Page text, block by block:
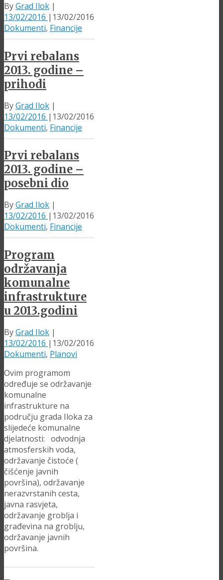
ByGrad Ilok |
13/02/2016 | 13/02/2016
Dokumenti, Financije
Prvi rebalans
2013. godine –
prihodi
ByGrad Ilok |
13/02/2016 | 13/02/2016
Dokumenti, Financije
Prvi rebalans
2013. godine –
posebni dio
ByGrad Ilok |
13/02/2016 | 13/02/2016
Dokumenti, Financije
Program
održavanja
komunalne
infrastrukture
u 2013.godini
ByGrad Ilok |
13/02/2016 | 13/02/2016
Dokumenti, Planovi
Ovim programom
određuje se održavanje
komunalne
infrastrukture na
području grada Iloka za
slijedeće komunalne
djelatnosti: odvodnja
atmosferskih voda,
održavanje čistoće (
čišćenje javnih
površina), održavanje
nerazvrstanih cesta,
javna rasvjeta,
održavanje groblja i
građevina na groblju,
održavanje javnih
površina.